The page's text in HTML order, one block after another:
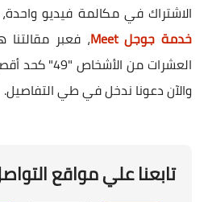
الاشتراك في مكالمة فيديو
خدمة جوجل Meet
، فعبر
العشرات من
والآن دعونا ندخل في طي التفاصيل.
تابعنا علي مواقع